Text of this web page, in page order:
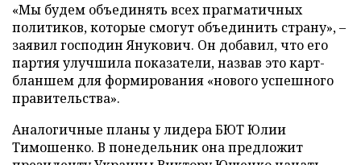
«Мы будем объединять всех прагматичных
политиков, которые смогут объединить страну», –
заявил господин Янукович. Он добавил, что его
партия улучшила показатели, назвав это карт-
бланшем для формирования «нового успешного
правительства».
Аналогичные планы у лидера БЮТ Юлии
Тимошенко. В понедельник она предложит